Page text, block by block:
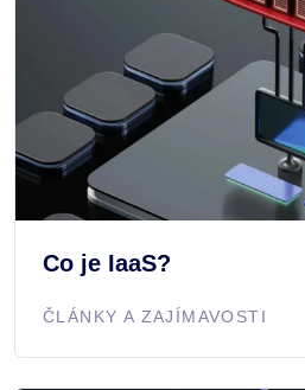
Co je IaaS?
ČLÁNKY A ZAJÍMAVOSTI